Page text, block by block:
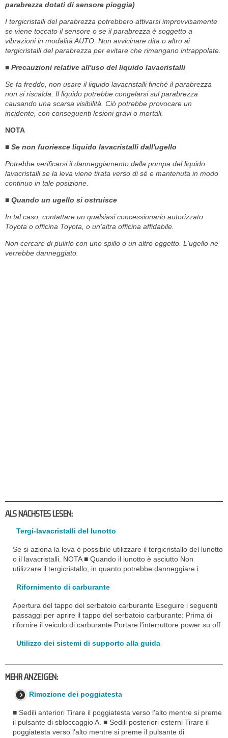
parabrezza dotati di sensore pioggia)
I tergicristalli del parabrezza potrebbero attivarsi improvvisamente
se viene toccato il sensore o se il parabrezza è soggetto a
vibrazioni in modalità AUTO. Non avvicinare dita o altro ai
tergicristalli del parabrezza per evitare che rimangano intrappolate.
■ Precauzioni relative all'uso del liquido lavacristalli
Se fa freddo, non usare il liquido lavacristalli finché il parabrezza
non si riscalda. Il liquido potrebbe congelarsi sul parabrezza
causando una scarsa visibilità. Ciò potrebbe provocare un
incidente, con conseguenti lesioni gravi o mortali.
NOTA
■ Se non fuoriesce liquido lavacristalli dall'ugello
Potrebbe verificarsi il danneggiamento della pompa del liquido
lavacristalli se la leva viene tirata verso di sé e mantenuta in modo
continuo in tale posizione.
■ Quando un ugello si ostruisce
In tal caso, contattare un qualsiasi concessionario autorizzato
Toyota o officina Toyota, o un'altra officina affidabile.
Non cercare di pulirlo con uno spillo o un altro oggetto. L'ugello ne
verrebbe danneggiato.
ALS NACHSTES LESEN:
Tergi-lavacristalli del lunotto
Se si aziona la leva è possibile utilizzare il tergicristallo del lunotto
o il lavacristalli. NOTA ■ Quando il lunotto è asciutto Non
utilizzare il tergicristallo, in quanto potrebbe danneggiare i
Rifornimento di carburante
Apertura del tappo del serbatoio carburante Eseguire i seguenti
passaggi per aprire il tappo del serbatoio carburante: Prima di
rifornire il veicolo di carburante Portare l'interruttore power su off
Utilizzo dei sistemi di supporto alla guida
MEHR ANZEIGEN:
Rimozione dei poggiatesta
■ Sedili anteriori Tirare il poggiatesta verso l'alto mentre si preme
il pulsante di sbloccaggio A. ■ Sedili posteriori esterni Tirare il
poggiatesta verso l'alto mentre si preme il pulsante di